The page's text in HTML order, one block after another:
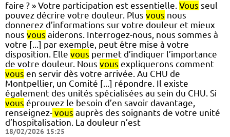
faire ? » Votre participation est essentielle. Vous seul
pouvez décrire votre douleur. Plus vous nous
donnerez d’informations sur votre douleur et mieux
nous vous aiderons. Interrogez-nous, nous sommes à
votre [...] par exemple, peut être mise à votre
disposition. Elle vous permet d’indiquer l’importance
de votre douleur. Nous vous expliquerons comment
vous en servir dès votre arrivée. Au CHU de
Montpellier, un Comité [...] répondre. Il existe
également des unités spécialisées au sein du CHU. Si
vous éprouvez le besoin d’en savoir davantage,
renseignez- vous auprès des soignants de votre unité
d’hospitalisation. La douleur n’est
18/02/2026 15:25